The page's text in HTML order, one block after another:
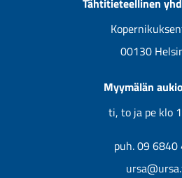
Tähtitieteellinen
00130
Myymälän
ti, to ja pe klo
puh. 09 6840